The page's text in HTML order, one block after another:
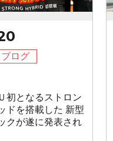
ログ
初となるストロン
ドを搭載した 新型
クが遂に発表され